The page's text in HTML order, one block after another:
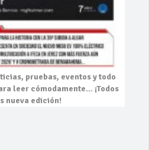
pruebas, eventosy todo
leer cómodamente… ¡Todos
nueva edición!